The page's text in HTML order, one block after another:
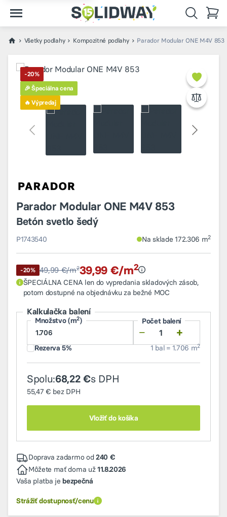
Všetky podlahy Kompozitné podlahy Parador Modular ONE M4V
-20%
🎉 Špeciálna cena
🔥 Výpredaj
Parador Modular ONE M4V 853
Betón svetlo šedý
P1743540 Na sklade 172.306 m2
-20% 49,99 €/m239,99 €/m2Najnižšia cena v období
ŠPECIÁLNA CENA len do vypredania skladových zásob,
potom dostupné na objednávku za bežné MOC
Kalkulačka balení
Množstvo (m2) Počet balení
− +
Rezerva 5% 1 bal = 1.706 m2
Spolu:68,22 €s DPH
55,47 € bez DPH
Vložiť do košíka
Doprava zadarmo od 240 €
Môžete mať doma už11.8.2026
Vaša platba jebezpečná
Strážiť dostupnosť/cenu